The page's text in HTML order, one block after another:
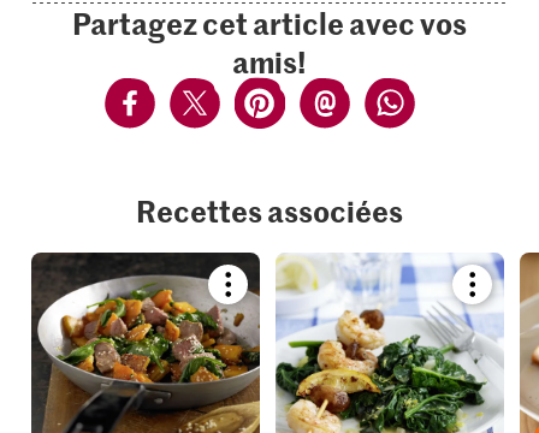
Partagez cet article avec vos
amis!
Recettes associées
Bookmark
recipe
or
add
it
to
your
collections.
recipe
or
add
it
to
your